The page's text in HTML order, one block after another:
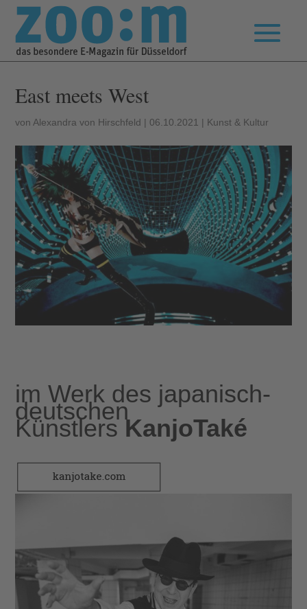
East meets West
von Alexandra von Hirschfeld | 06.10.2021 | Kunst & Kultur
im Werk des japanisch-
deutschen
KünstlersKanjoTaké